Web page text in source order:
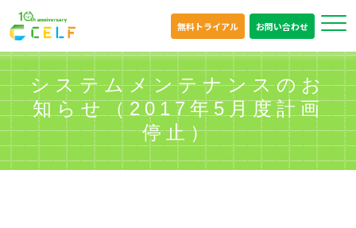
無料トライアル お問い合わせ
システムメンテナンスのお
知らせ（2017年5月度計画
停止）